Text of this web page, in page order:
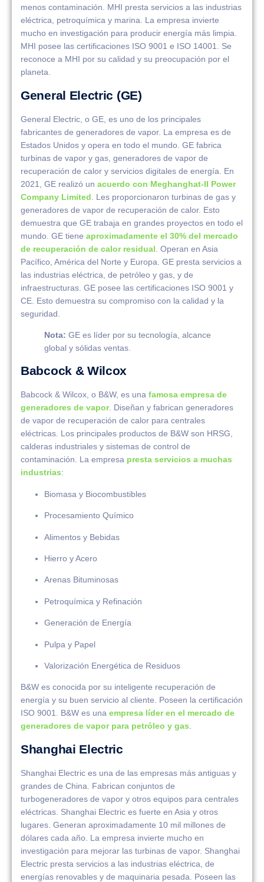
menos contaminación. MHI presta servicios a las industrias
eléctrica, petroquímica y marina. La empresa invierte
mucho en investigación para producir energía más limpia.
MHI posee las certificaciones ISO 9001 e ISO 14001. Se
reconoce a MHI por su calidad y su preocupación por el
planeta.
General Electric (GE)
General Electric, o GE, es uno de los principales
fabricantes de generadores de vapor. La empresa es de
Estados Unidos y opera en todo el mundo. GE fabrica
turbinas de vapor y gas, generadores de vapor de
recuperación de calor y servicios digitales de energía. En
2021, GE realizó un acuerdo con Meghanghat-II Power
Company Limited . Les proporcionaron turbinas de gas y
generadores de vapor de recuperación de calor. Esto
demuestra que GE trabaja en grandes proyectos en todo el
mundo. GE tiene aproximadamente el 30% del mercado
de recuperación de calor residual . Operan en Asia
Pacífico, América del Norte y Europa. GE presta servicios a
las industrias eléctrica, de petróleo y gas, y de
infraestructuras. GE posee las certificaciones ISO 9001 y
CE. Esto demuestra su compromiso con la calidad y la
seguridad.
Nota: GE es líder por su tecnología, alcance
global y sólidas ventas.
Babcock & Wilcox
Babcock & Wilcox, o B&W, es una famosa empresa de
generadores de vapor. Diseñan y fabrican generadores
de vapor de recuperación de calor para centrales
eléctricas. Los principales productos de B&W son HRSG,
calderas industriales y sistemas de control de
contaminación. La empresa presta servicios a muchas
industrias:
Biomasa y Biocombustibles
Procesamiento Químico
Alimentos y Bebidas
Hierro y Acero
Arenas Bituminosas
Petroquímica y Refinación
Generación de Energía
Pulpa y Papel
Valorización Energética de Residuos
B&W es conocida por su inteligente recuperación de
energía y su buen servicio al cliente. Poseen la certificación
ISO 9001. B&W es una empresa líder en el mercado de
generadores de vapor para petróleo y gas.
Shanghai Electric
Shanghai Electric es una de las empresas más antiguas y
grandes de China. Fabrican conjuntos de
turbogeneradores de vapor y otros equipos para centrales
eléctricas. Shanghai Electric es fuerte en Asia y otros
lugares. Generan aproximadamente 10 mil millones de
dólares cada año. La empresa invierte mucho en
investigación para mejorar las turbinas de vapor. Shanghai
Electric presta servicios a las industrias eléctrica, de
energías renovables y de maquinaria pesada. Poseen las